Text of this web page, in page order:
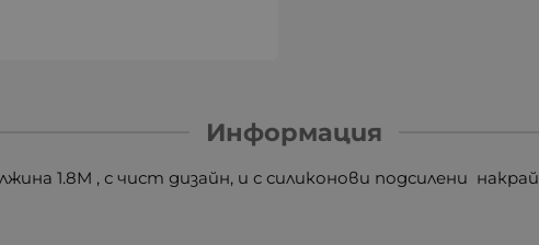
Информация
1.8M , с чист дизайн, и с силиконови подсилени